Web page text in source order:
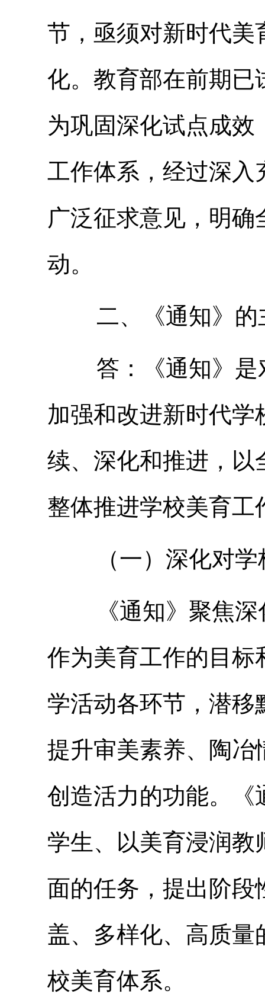
节，亟须对新时代美
化。教育部在前期已
为巩固深化试点成
工作体系，经过深入
广泛征求意见，明
动。
二、《通知》的
答：《通知》是
加强和改进新时代
续、深化和推进，以
整体推进学校美育工
（一）深化对学
《通知》聚焦深
作为美育工作的目标
学活动各环节，潜移
提升审美素养、陶冶
创造活力的功能。《
学生、以美育浸润教
面的任务，提出阶段
盖、多样化、高质量
校美育体系。